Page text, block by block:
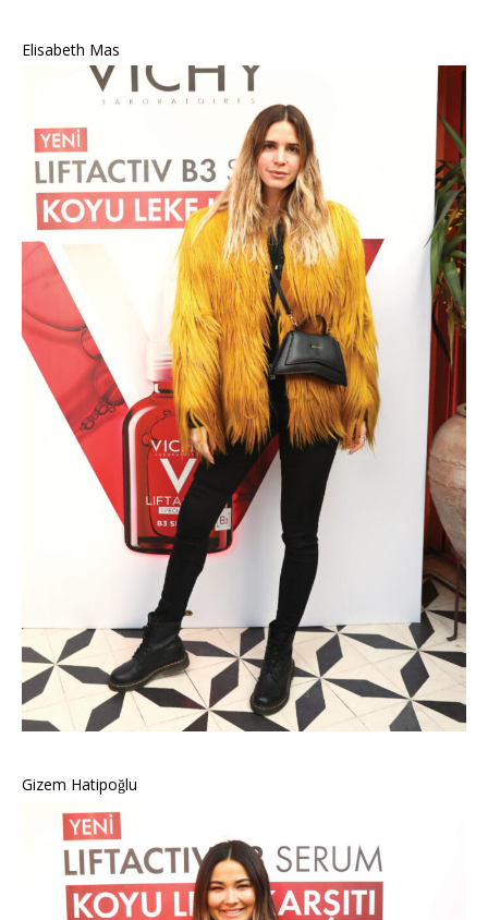
Elisabeth Mas
Gizem Hatipoğlu